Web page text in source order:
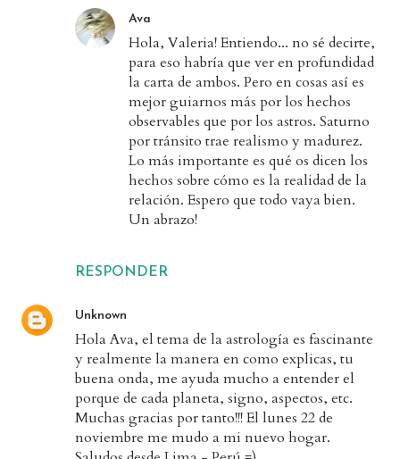
RESPONDER
Ava
Hola, Valeria! Entiendo... no sé decirte,
para eso habría que ver en profundidad
la carta de ambos. Pero en cosas así es
mejor guiarnos más por los hechos
observables que por los astros. Saturno
por tránsito trae realismo y madurez.
Lo más importante es qué os dicen los
hechos sobre cómo es la realidad de la
relación. Espero que todo vaya bien.
Un abrazo!
Unknown
Hola Ava, el tema de la astrología es fascinante
y realmente la manera en como explicas, tu
buena onda, me ayuda mucho a entender el
porque de cada planeta, signo, aspectos, etc.
Muchas gracias por tanto!!! El lunes 22 de
noviembre me mudo a mi nuevo hogar.